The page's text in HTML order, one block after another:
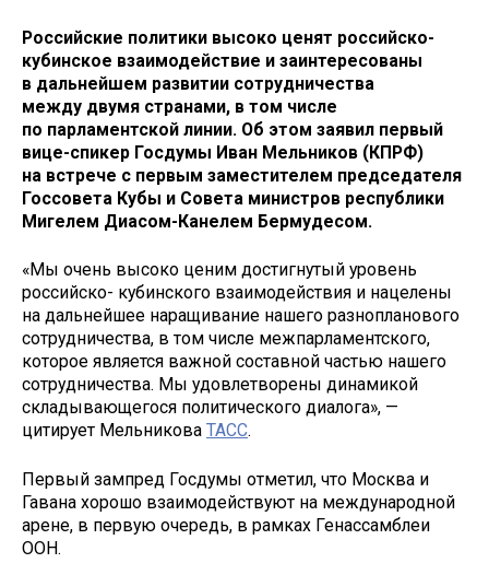
Российские политики высоко ценят российско-
кубинское взаимодействие и заинтересованы
в дальнейшем развитии сотрудничества
между двумя странами, в том числе
по парламентской линии. Об этом заявил первый
вице-спикер Госдумы Иван Мельников (КПРФ)
на встрече с первым заместителем председателя
Госсовета Кубы и Совета министров республики
Мигелем Диасом-Канелем Бермудесом.
«Мы очень высоко ценим достигнутый уровень
российско- кубинского взаимодействия и нацелены
на дальнейшее наращивание нашего разнопланового
сотрудничества, в том числе межпарламентского,
которое является важной составной частью нашего
сотрудничества. Мы удовлетворены динамикой
складывающегося политического диалога», —
цитирует Мельникова ТАСС.
Первый зампред Госдумы отметил, что Москва и
Гавана хорошо взаимодействуют на международной
арене, в первую очередь, в рамках Генассамблеи
ООН.